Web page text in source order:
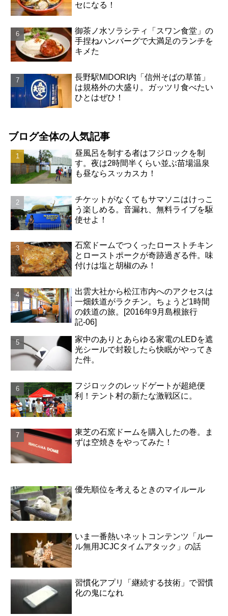
セになる！
御茶ノ水ソラシティ「スワン食堂」の
手捏ねハンバーグで大満足のランチを
キメた
長野駅MIDORI内「信州そばの草笛」
は規格外の大盛り。ガッツリ食べたい
ひとはぜひ！
ブログ全体の人気記事
昼風呂を制する者はフジロックを制
す。夜は2時間半くらい並ぶ苗場温泉
も昼ならスッカスカ！
チケットがなくてもサマソニはけっこ
う楽しめる。音漏れ、無料ライブを駆
使せよ！
石窯ドームでつくったローストチキン
とローストポークが奇跡過ぎる件。味
付けは塩と胡椒のみ！
出雲大社から松江市内へのアクセスは
一畑鉄道がラクチン。ちょうど1時間
の鉄道の旅。[2016年9月島根旅行
記-06]
家中のありとあらゆる家電のLEDを遮
光シールで封殺したら快眠がやってき
た件。
フジロックのレッドゲートが超絶便
利！テント村の新たな激戦区に。
東芝の石窯ドームを購入したの巻。ま
ずは空焼きをやってみた！
優先順位を考えるときのマイルール
いま一番熱いネットコンテンツ「ルー
ル無用JCJCタイムアタック」の話
習慣化アプリ「継続する技術」で習慣
化の鬼になれ